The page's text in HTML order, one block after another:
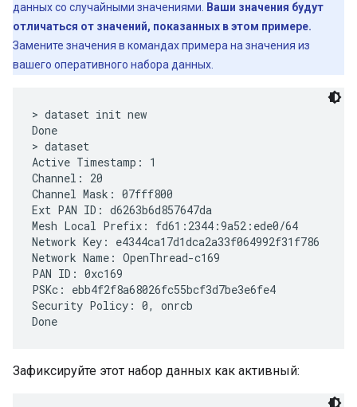
данных со случайными значениями.
Ваши значения будут
отличаться от значений, показанных в этом примере.
Замените значения в командах примера на значения из
вашего оперативного набора данных.
> dataset init new
Done
> dataset
Active Timestamp: 1
Channel: 20
Channel Mask: 07fff800
Ext PAN ID: d6263b6d857647da
Mesh Local Prefix: fd61:2344:9a52:ede0/64
Network Key: e4344ca17d1dca2a33f064992f31f786
Network Name: OpenThread-c169
PAN ID: 0xc169
PSKc: ebb4f2f8a68026fc55bcf3d7be3e6fe4
Security Policy: 0, onrcb
Зафиксируйте этот набор данных как активный: